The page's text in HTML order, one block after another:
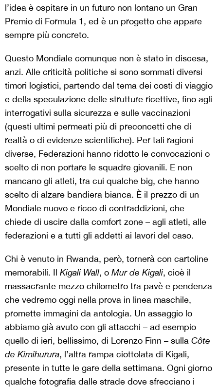
l’idea è ospitare in un futuro non lontano un Gran
Premio di Formula 1, ed è un progetto che appare
sempre più concreto.
Questo Mondiale comunque non è stato in discesa,
anzi. Alle criticità politiche si sono sommati diversi
timori logistici, partendo dal tema dei costi di viaggio
e della speculazione delle strutture ricettive, fino agli
interrogativi sulla sicurezza e sulle vaccinazioni
(questi ultimi permeati più di preconcetti che di
realtà o di evidenze scientifiche). Per tali ragioni
diverse, Federazioni hanno ridotto le convocazioni o
scelto di non portare le squadre giovanili. E non
mancano gli atleti, tra cui qualche big, che hanno
scelto di alzare bandiera bianca. È il prezzo di un
Mondiale nuovo e ricco di contraddizioni, che
chiede di uscire dalla comfort zone – agli atleti, alle
federazioni e a tutti gli addetti ai lavori del caso.
Chi è venuto in Rwanda, però, tornerà con cartoline
memorabili. Il Kigali Wall, o Mur de Kigali, cioè il
massacrante mezzo chilometro tra pavè e pendenza
che vedremo oggi nella prova in linea maschile,
promette immagini da antologia. Un assaggio lo
abbiamo già avuto con gli attacchi – ad esempio
quello di ieri, bellissimo, di Lorenzo Finn – sulla Côte
de Kimihurura, l’altra rampa ciottolata di Kigali,
presente in tutte le gare della settimana. Ogni giorno
qualche fotografia dalle strade dove sfrecciano i